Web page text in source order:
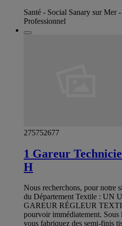
Santé - Social Sanary sur Mer
Professionnel
275752677
1 Gareur
H
Nous recherchons, pour notre
du Département Textile : UN
GAREUR RÉGLEUR
pourvoir immédiatement.
vous fabriquez des semi-finis